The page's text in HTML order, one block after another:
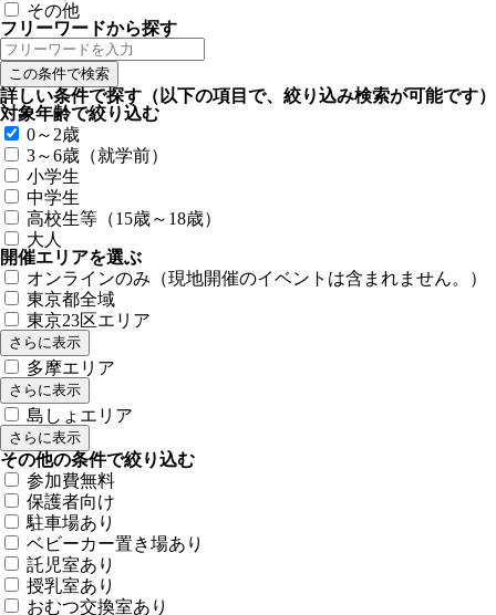
その他
フリーワードから探す
詳しい条件で探す （以下の項目で、絞り込み検索が可能です）
対象年齢で絞り込む
0～2歳
3～6歳（就学前）
小学生
中学生
高校生等（15歳～18歳）
大人
開催エリアを選ぶ
オンラインのみ（現地開催のイベントは含まれません。）
東京都全域
東京23区エリア
さらに表示
多摩エリア
さらに表示
島しょエリア
さらに表示
その他の条件で絞り込む
参加費無料
保護者向け
駐車場あり
ベビーカー置き場あり
託児室あり
授乳室あり
おむつ交換室あり